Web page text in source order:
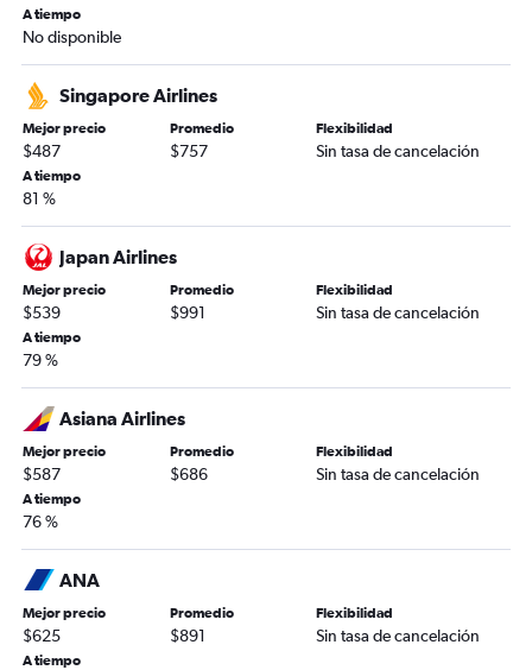
A tiempo
No disponible
Singapore Airlines
Mejor precio
$487
Promedio
$757
Flexibilidad
Sin tasa de cancelación
A tiempo
81 %
Japan Airlines
Mejor precio
$539
Promedio
$991
Flexibilidad
Sin tasa de cancelación
A tiempo
79 %
Asiana Airlines
Mejor precio
$587
Promedio
$686
Flexibilidad
Sin tasa de cancelación
A tiempo
76 %
ANA
Mejor precio
$625
Promedio
$891
Flexibilidad
Sin tasa de cancelación
A tiempo